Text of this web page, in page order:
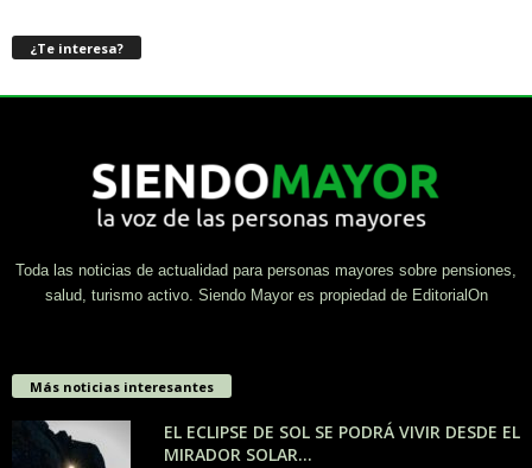
¿Te interesa?
Toda las noticias de actualidad para personas mayores sobre pensiones,
salud, turismo activo. Siendo Mayor es propiedad de EditorialOn
Más noticias interesantes
EL ECLIPSE DE SOL SE PODRÁ VIVIR DESDE EL
MIRADOR SOLAR...